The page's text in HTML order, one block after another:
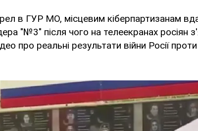
в ГУР МО, місцевим кіберпартизанам
"№3" після чого на телеекранах росіян
про реальні результати війни Росії